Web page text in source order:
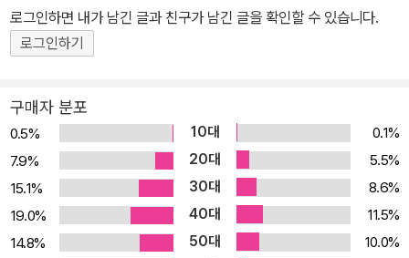
어느 토요일 오전, 그는 임금을 집으로 부치고 아이들을 가르치러, 돈
을 빌리러 이 집 저 집 돌아다니기 시작한다. 술집, 간이식당, 오락 기
때문에 좀처럼 집 밖으로 나가지 못한다. 토요일 오전, 그녀는 벽에서
부서져 내리는 석회 가루들을 끊임없이 닦아 내고, <힘 있는> 이웃들
에게 폐가 되지 않도록 아이들을 주의시키고 있다. 그런 그녀에게 외
출이라곤 아이들이 학교에 간 사이 서둘러 장을 보고 성당에 들르는
것이 전부다. 머물고 싶은 곳에 머물지 못하고, 머물고 싶지 않은 곳에
머무는 모순적인 상황을 이틀이라는 짧은 시간, 쾰른 시내라는 한정
로그인하면 내가 남긴 글과 친구가 남긴 글을 확인할 수 있습니다.
로그인하기
구매자 분포
0.5% 10대
0.1%
7.9%
20대
5.5%
15.1%
30대
8.6%
19.0%
40대
11.5%
14.8%
50대
10.0%